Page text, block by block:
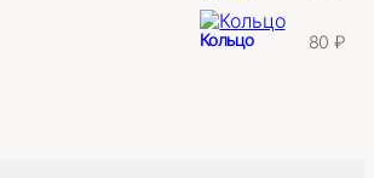
Кольцо 80₽